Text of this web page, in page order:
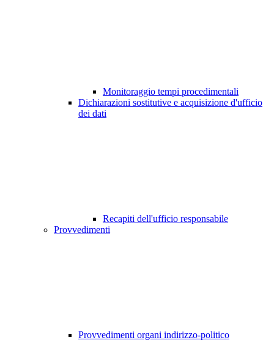
Monitoraggio tempi procedimentali
Dichiarazioni sostitutive e acquisizione d'ufficio
dei dati
Recapiti dell'ufficio responsabile
Provvedimenti
Provvedimenti organi indirizzo-politico